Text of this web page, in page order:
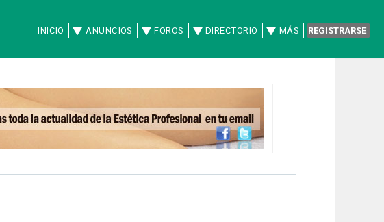
INICIO ANUNCIOS FOROS DIRECTORIO MÁS REGISTRARSE